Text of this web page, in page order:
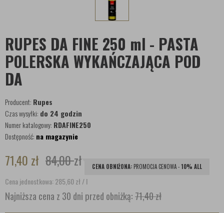
RUPES DA FINE 250 ml - PASTA
POLERSKA WYKAŃCZAJĄCA POD
DA
Producent: Rupes
Czas wysyłki: do 24 godzin
Numer katalogowy: RDAFINE250
Dostępność: na magazynie
71,40 zł 84,00zł CENA OBNIŻONA: PROMOCJA CENOWA -10% ALL
Cena jednostkowa: 285,60zł/ l
Najniższa cena z 30 dni przed obniżką:71,40 zł